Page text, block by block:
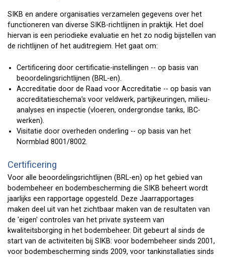
SIKB en andere organisaties verzamelen gegevens over het
functioneren van diverse SIKB-richtlijnen in praktijk. Het doel
hiervan is een periodieke evaluatie en het zo nodig bijstellen van
de richtlijnen of het auditregiem. Het gaat om:
Certificering door certificatie-instellingen -- op basis van
beoordelingsrichtlijnen (BRL-en).
Accreditatie door de Raad voor Accreditatie -- op basis van
accreditatieschema's voor veldwerk, partijkeuringen, milieu-
analyses en inspectie (vloeren, ondergrondse tanks, IBC-
werken).
Visitatie door overheden onderling -- op basis van het
Normblad 8001/8002.
Certificering
Voor alle beoordelingsrichtlijnen (BRL-en) op het gebied van
bodembeheer en bodembescherming die SIKB beheert wordt
jaarlijks een rapportage opgesteld. Deze Jaarrapportages
maken deel uit van het zichtbaar maken van de resultaten van
de 'eigen' controles van het private systeem van
kwaliteitsborging in het bodembeheer. Dit gebeurt al sinds de
start van de activiteiten bij SIKB: voor bodembeheer sinds 2001,
voor bodembescherming sinds 2009, voor tankinstallaties sinds